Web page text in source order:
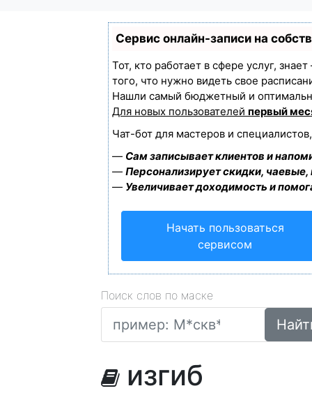
Сервис онлайн-записи на
Тот, кто работает в сфере услуг,
того, что нужно видеть свое
Нашли самый бюджетный и
Для новых пользователей первый
Чат-бот для мастеров и
— Сам записывает клиентов и
— Персонализирует скидки,
— Увеличивает доходимость и
Начать пользоваться
сервисом
Поиск слов по маске
изгиб